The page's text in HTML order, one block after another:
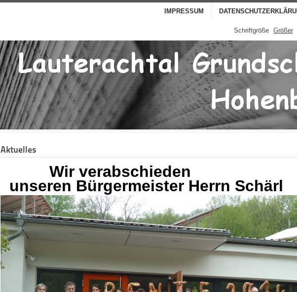
IMPRESSUM
Schriftgröße Größer
Aktuelles
Wir verabschieden
unseren Bürgermeister Herrn Schärl